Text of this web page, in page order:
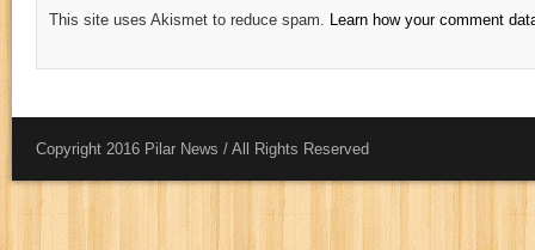
This site uses Akismet to reduce spam. Learn how your comment
Copyright 2016 Pilar News / All Rights Reserved